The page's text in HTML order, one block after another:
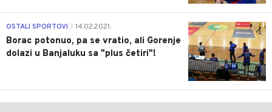
3
OSTALI SPORTOVI 14.02.2021.
Borac potonuo, pa se vratio, ali Gorenje
dolazi u Banjaluku sa "plus četiri"!